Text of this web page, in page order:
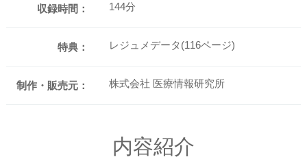
収録時間： 144分
特典： レジュメデータ(116ページ)
制作・販売元： 株式会社 医療情報研究所
内容紹介